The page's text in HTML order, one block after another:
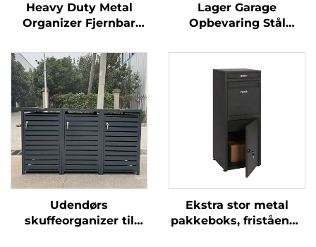
Heavy Duty Metal
Organizer Fjernbar
Opbevaringshylde
Foldbar
Ståludstillingsstativ
Rack med Låsbare
Hjul
Lager Garage
Opbevaring Stål
Duty Stål Langspænds
Pallestativ Metal
Stablehylder
Udendørs
skuffeorganizer til
Ekstra stor metal
pakkeboks, fristående